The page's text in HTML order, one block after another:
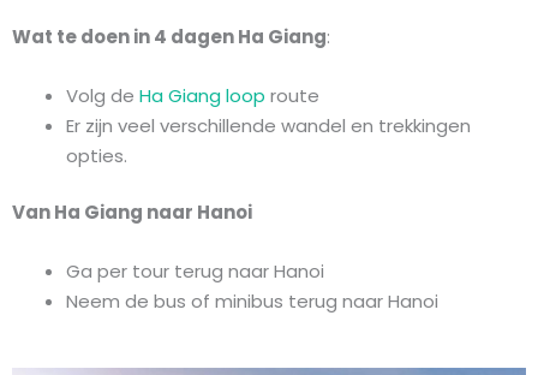
Wat te doen in 4 dagen Ha Giang:
Volg de Ha Giang loop route
Er zijn veel verschillende wandel en trekkingen
opties.
Van Ha Giang naar Hanoi
Ga per tour terug naar Hanoi
Neem de bus of minibus terug naar Hanoi